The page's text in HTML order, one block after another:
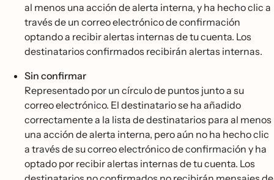
al menos una acción de alerta interna, y ha hecho clic a
través de un correo electrónico de confirmación
optando a recibir alertas internas de tu cuenta. Los
destinatarios confirmados recibirán alertas internas.
Sin confirmar
Representado por un círculo de puntos junto a su
correo electrónico. El destinatario se ha añadido
correctamente a la lista de destinatarios para al menos
una acción de alerta interna, pero aún no ha hecho clic
a través de su correo electrónico de confirmación y ha
optado por recibir alertas internas de tu cuenta. Los